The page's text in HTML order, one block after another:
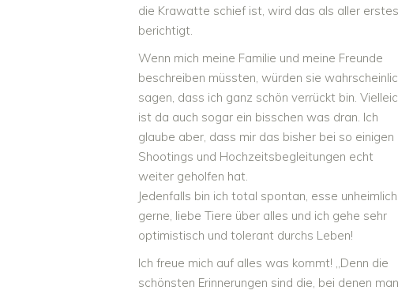
die Krawatte schief ist, wird das als aller erstes
berichtigt.
Wenn mich meine Familie und meine Freunde
beschreiben müssten, würden sie
sagen, dass ich ganz schön verrückt bin.
ist da auch sogar ein bisschen was dran. Ich
glaube aber, dass mir das bisher bei so einigen
Shootings und Hochzeitsbegleitungen echt
weiter geholfen hat.
Jedenfalls bin ich total spontan, esse unheimlich
gerne, liebe Tiere über alles und ich gehe sehr
optimistisch und tolerant durchs Leben!
Ich freue mich auf alles was kommt! „Denn die
schönsten Erinnerungen sind die, bei denen man